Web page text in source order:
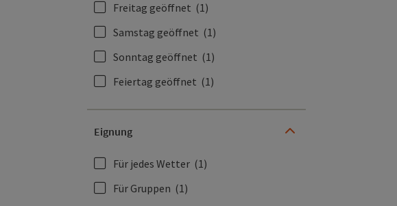
Freitag geöffnet (1)
Samstag geöffnet (1)
Sonntag geöffnet (1)
Feiertag geöffnet (1)
Eignung
Für jedes Wetter (1)
Für Gruppen (1)